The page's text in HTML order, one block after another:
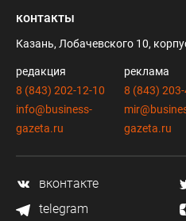
контакты
Казань, Лобачевского 10,
редакция
8 (843) 202-12-10
info@business-
gazeta.ru
реклама
8 (843)
gazeta.ru
вконтакте
telegram